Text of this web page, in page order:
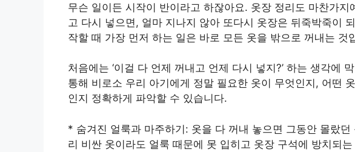
무슨 일이든 시작이 반이라고 하잖아요. 옷장 정리도 마찬가
고 다시 넣으면, 얼마 지나지 않아 또다시 옷장은 뒤죽박죽이
작할 때 가장 먼저 하는 일은 바로 모든 옷을 밖으로 꺼내는 것
처음에는 ‘이걸 다 언제 꺼내고 언제 다시 넣지?’ 하는 생각에
통해 비로소 우리 아기에게 정말 필요한 옷이 무엇인지, 어떤
인지 정확하게 파악할 수 있습니다.
* 숨겨진 얼룩과 마주하기: 옷을 다 꺼내 놓으면 그동안 몰랐
리 비싼 옷이라도 얼룩 때문에 못 입히고 옷장 구석에 방치되